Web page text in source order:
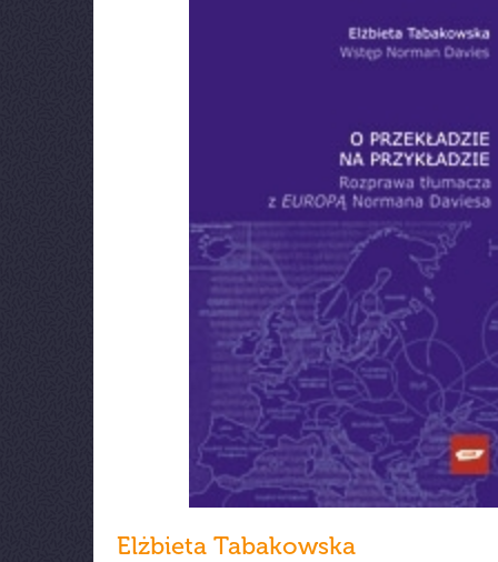
Elżbieta Tabakowska